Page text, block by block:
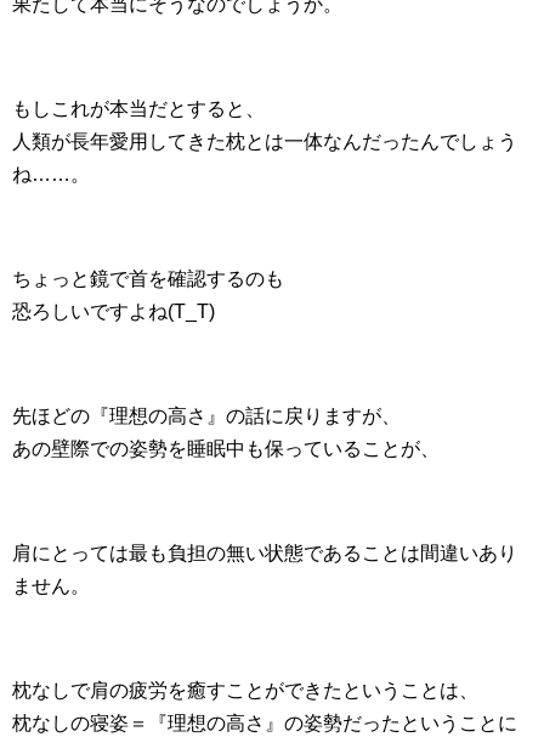
果たして本当にそうなのでしょうか。
もしこれが本当だとすると、
人類が長年愛用してきた枕とは一体なんだったんでしょう
ね……。
ちょっと鏡で首を確認するのも
恐ろしいですよね(T_T)
先ほどの『理想の高さ』の話に戻りますが、
あの壁際での姿勢を睡眠中も保っていることが、
肩にとっては最も負担の無い状態であることは間違いあり
ません。
枕なしで肩の疲労を癒すことができたということは、
枕なしの寝姿＝『理想の高さ』の姿勢だったということに